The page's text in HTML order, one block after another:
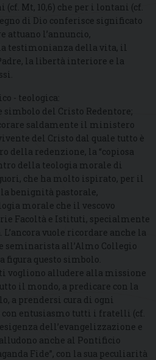
Mt, 10,6) che per i lontani (cf.
di Dio conferisce significato
attuano l’annuncio,
testimonianza della vita, il
la libertà interiore e la
- teologica:
simbolo del Cristo Redentore;
saldamente il ministero
del Cristo dal quale tutto è
della redenzione, la “copiosa
della teologia morale di
che ha molto ispirato, per il
benignità pastorale,
morale che il vescovo
Facoltà e Istituti, specialmente
vuole ricordare anche la
seminarista all’Almo Collegio
figura questo simbolo.
vogliono alludere alla missione
il mondo, a predicare con la
a prendersi cura di ogni
con entusiasmo tutti i fratelli (cf.
dell’evangelizzazione e
anche al Pontificio
Fide”, con la sua peculiarità